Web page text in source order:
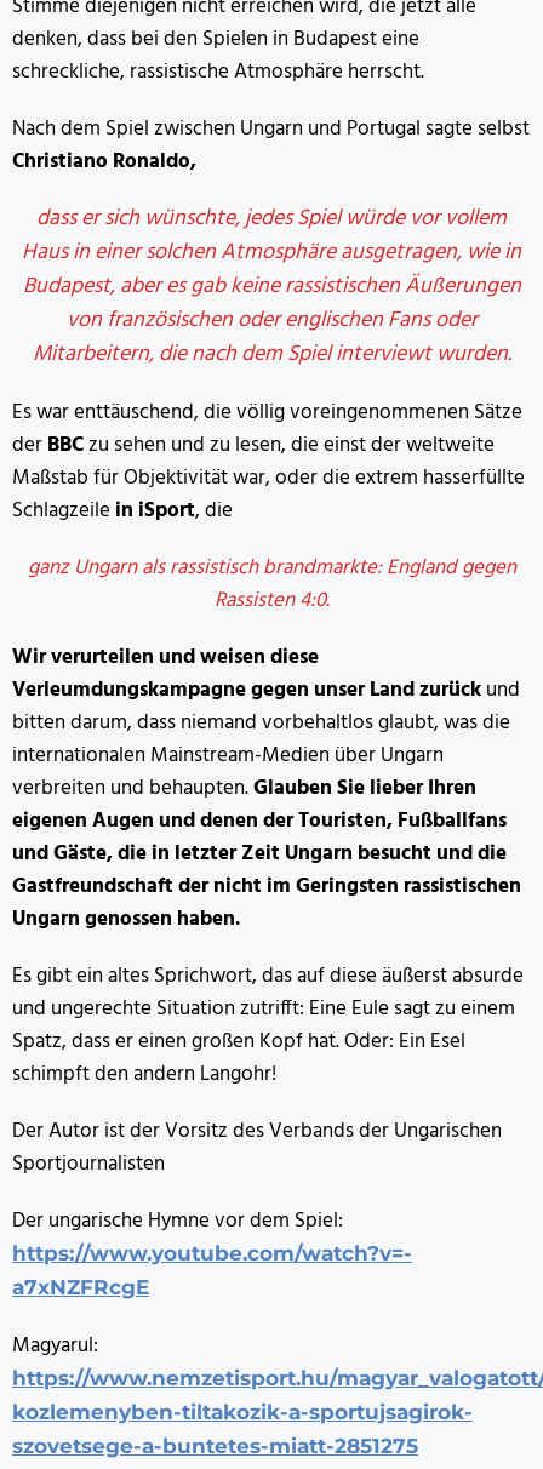
Stimme diejenigen nicht erreichen wird, die jetzt alle
denken, dass bei den Spielen in Budapest eine
schreckliche, rassistische Atmosphäre herrscht.
Nach dem Spiel zwischen Ungarn und Portugal sagte selbst
Christiano Ronaldo,
dass er sich wünschte, jedes Spiel würde vor vollem
Haus in einer solchen Atmosphäre ausgetragen, wie in
Budapest, aber es gab keine rassistischen Äußerungen
von französischen oder englischen Fans oder
Mitarbeitern, die nach dem Spiel interviewt wurden.
Es war enttäuschend, die völlig voreingenommenen Sätze
derBBCzu sehen und zu lesen, die einst der weltweite
Maßstab für Objektivität war, oder die extrem hasserfüllte
Schlagzeile in iSport, die
ganz Ungarn als rassistisch brandmarkte: England gegen
Rassisten 4:0.
Wir verurteilen und weisen diese
Verleumdungskampagne gegen unser Land zurückund
bitten darum, dass niemand vorbehaltlos glaubt, was die
internationalen Mainstream-Medien über Ungarn
verbreiten und behaupten.Glauben Sie lieber Ihren
eigenen Augen und denen der Touristen, Fußballfans
und Gäste, die in letzter Zeit Ungarn besucht und die
Gastfreundschaft der nicht im Geringsten rassistischen
Ungarn genossen haben.
Es gibt ein altes Sprichwort, das auf diese äußerst absurde
und ungerechte Situation zutrifft: Eine Eule sagt zu einem
Spatz, dass er einen großen Kopf hat. Oder: Ein Esel
schimpft den andern Langohr!
Der Autor ist der Vorsitz des Verbands der Ungarischen
Sportjournalisten
Der ungarische Hymne vor dem Spiel:
https://www.youtube.com/watch?v=-
a7xNZFRcgE
Magyarul:
https://www.nemzetisport.hu/
kozlemenyben-tiltakozik-a-sportujsagirok-
szovetsege-a-buntetes-miatt-2851275